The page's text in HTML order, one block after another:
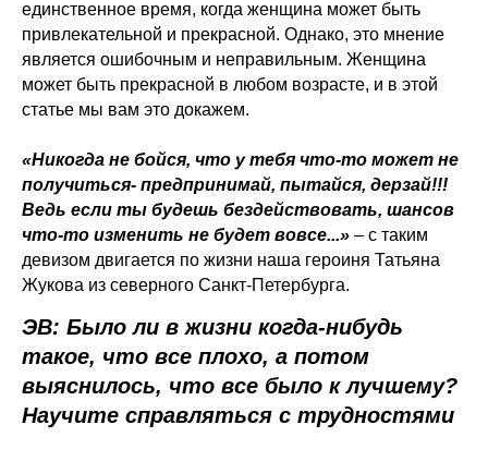
единственное время, когда женщина может быть
привлекательной и прекрасной. Однако, это мнение
является ошибочным и неправильным. Женщина
может быть прекрасной в любом возрасте, и в этой
статье мы вам это докажем.
«Никогда не бойся, что у тебя что-то может не
получиться- предпринимай, пытайся, дерзай!!!
Ведь если ты будешь бездействовать, шансов
что-то изменить не будет вовсе...» – с таким
девизом двигается по жизни наша героиня Татьяна
Жукова из северного Санкт-Петербурга.
ЭВ: Было ли в жизни когда-нибудь
такое, что все плохо, а потом
выяснилось, что все было к лучшему?
Научите справляться с трудностями